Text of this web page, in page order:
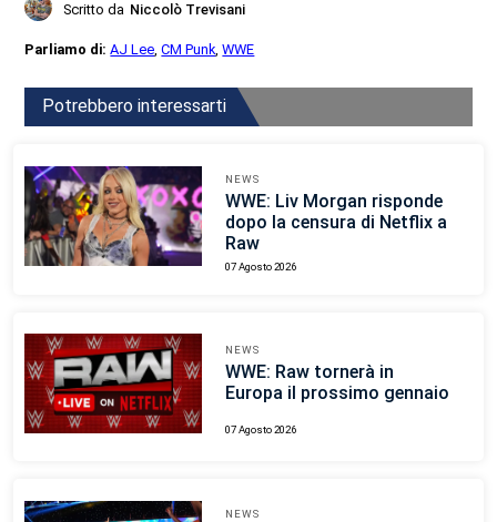
Scritto da Niccolò Trevisani
Parliamo di:AJ Lee,CM Punk,WWE
Potrebbero interessarti
NEWS
WWE: Liv Morgan risponde
dopo la censura di Netflix a
Raw
07 Agosto 2026
NEWS
WWE: Raw tornerà in
Europa il prossimo gennaio
07 Agosto 2026
NEWS